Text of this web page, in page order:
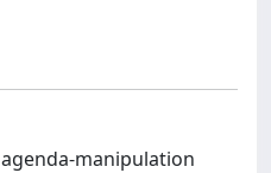
manipulation